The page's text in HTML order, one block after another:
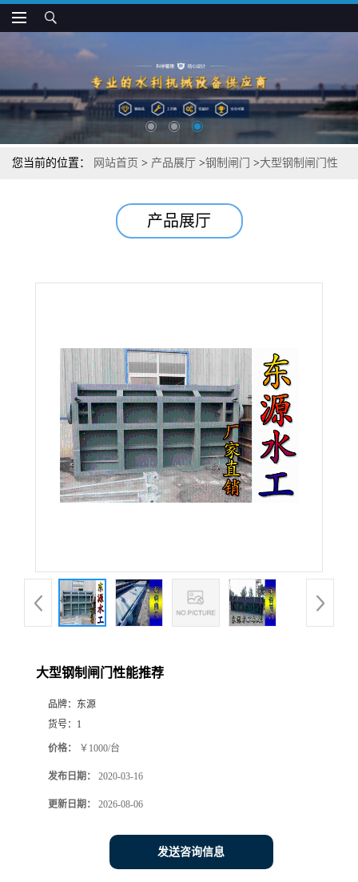
您当前的位置： 网站首页 > 产品展厅 >钢制闸门 >大型钢制闸门性
产品展厅
大型钢制闸门性能推荐
品牌： 东源
货号： 1
价格： ￥1000/台
发布日期： 2020-03-16
更新日期： 2026-08-06
发送咨询信息